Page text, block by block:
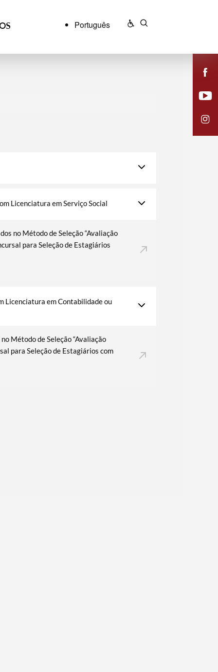
Português
Licenciatura em Serviço Social
no Método de Seleção “Avaliação
para Seleção de Estagiários
Licenciatura em Contabilidade ou
Método de Seleção “Avaliação
para Seleção de Estagiários com